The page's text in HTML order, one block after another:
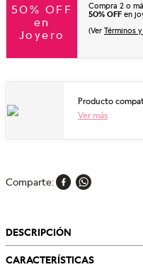
50% OFF
en
Joyero
Compra 2 o
50% OFF en
(Ver Términos
Producto
Ver más
Comparte
DESCRIPCIÓN
CARACTERÍSTICAS